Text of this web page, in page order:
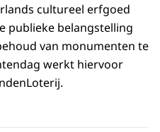
cultureel erfgoed
publieke belangstelling
van monumenten te
werkt hiervoor